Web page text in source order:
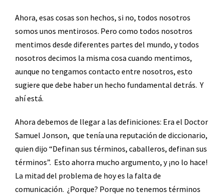
Ahora, esas cosas son hechos, si no, todos nosotros
somos unos mentirosos. Pero como todos nosotros
mentimos desde diferentes partes del mundo, y todos
nosotros decimos la misma cosa cuando mentimos,
aunque no tengamos contacto entre nosotros, esto
sugiere que debe haber un hecho fundamental detrás. Y
ahí está.
Ahora debemos de llegar a las definiciones: Era el Doctor
Samuel Jonson, que tenía una reputación de diccionario,
quien dijo “Definan sus términos, caballeros, definan sus
términos”. Esto ahorra mucho argumento, y ¡no lo hace!
La mitad del problema de hoy es la falta de
comunicación. ¿Porque? Porque no tenemos términos